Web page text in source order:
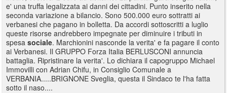
e' una truffa legalizzata ai danni dei cittadini. Punto inserito nella
seconda variazione a bilancio. Sono 500.000 euro sottratti ai
verbanesi che pagano in bolletta. Da accordi sottoscritti a luglio
queste risorse andrebbero impegnate per diminuire i tributi in
spesa sociale. Marchionini nasconde la verita' e fa pagare il conto
ai Verbanesi. Il GRUPPO Forza Italia BERLUSCONI annuncia
battaglia. Ripristinare la verita'. Lo dichiara il capogruppo Michael
Immovilli con Adrian Chifu, in Consiglio Comunale a
VERBANIA.....BRIGNONE Sveglia, questa il Sindaco te l'ha fatta
sotto il naso....